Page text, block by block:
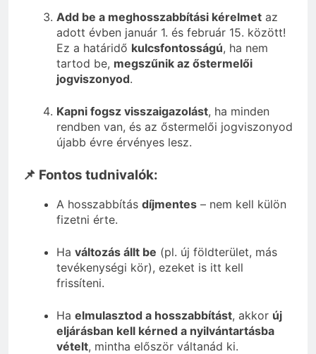
Add be a meghosszabbítási kérelmet az
adott évben január 1. és február 15. között!
Ez a határidő kulcsfontosságú, ha nem
tartod be, megszűnik az őstermelői
jogviszonyod.
Kapni fogsz visszaigazolást, ha minden
rendben van, és az őstermelői jogviszonyod
újabb évre érvényes lesz.
📌 Fontos tudnivalók:
A hosszabbítás díjmentes – nem kell külön
fizetni érte.
Ha változás állt be (pl. új földterület, más
tevékenységi kör), ezeket is itt kell
frissíteni.
Ha elmulasztod a hosszabbítást, akkor új
eljárásban kell kérned a nyilvántartásba
vételt, mintha először váltanád ki.